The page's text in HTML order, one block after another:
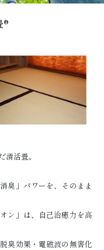
®
活畳。
臭」パワーを、そのまま
ン」は、自己治癒力を高
臭効果・電磁波の無害化